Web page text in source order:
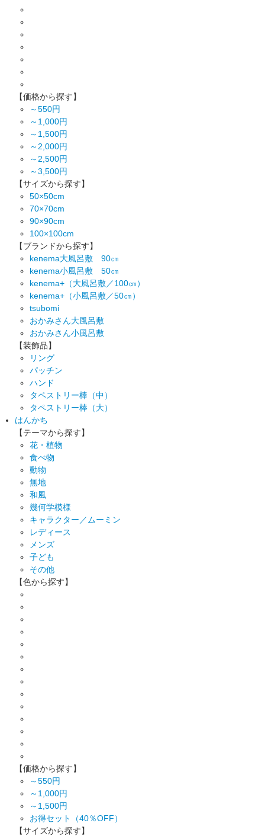
【価格から探す】
～550円
～1,000円
～1,500円
～2,000円
～2,500円
～3,500円
【サイズから探す】
50×50cm
70×70cm
90×90cm
100×100cm
【ブランドから探す】
kenema大風呂敷 90㎝
kenema小風呂敷 50㎝
kenema+（大風呂敷／100㎝）
kenema+（小風呂敷／50㎝）
tsubomi
おかみさん大風呂敷
おかみさん小風呂敷
【装飾品】
リング
パッチン
ハンド
タペストリー棒（中）
タペストリー棒（大）
はんかち
【テーマから探す】
花・植物
食べ物
動物
無地
和風
幾何学模様
キャラクター／ムーミン
レディース
メンズ
子ども
その他
【色から探す】
【価格から探す】
～550円
～1,000円
～1,500円
お得セット（40％OFF）
【サイズから探す】